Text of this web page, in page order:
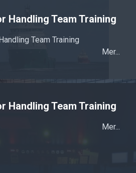
Handling Team Training
Team Training
Mer...
Handling Team Training
Mer...